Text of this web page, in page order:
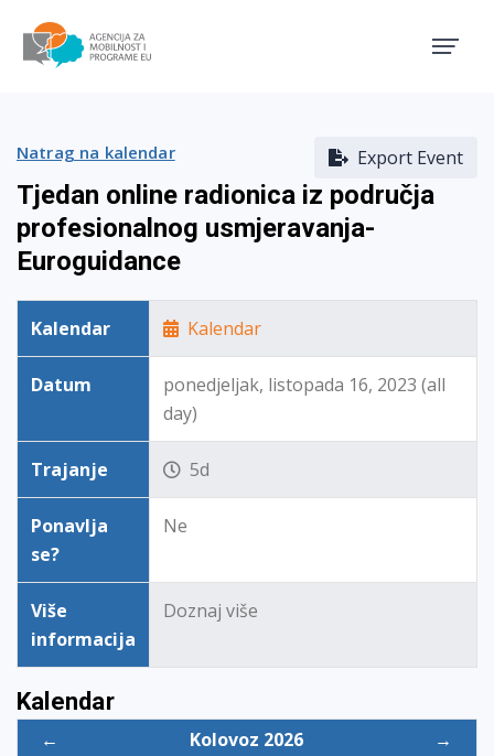
Export Event
Natrag na kalendar
Tjedan online radionica iz područja
profesionalnog usmjeravanja-
Euroguidance
Kalendar Kalendar
Datum
ponedjeljak, listopada 16, 2023 (all
day)
Trajanje 5d
Ponavlja
se?
Ne
Više
informacija
Doznaj više
Kalendar
← Kolovoz 2026
→